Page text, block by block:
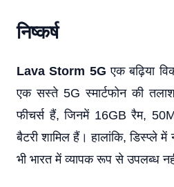
निष्कर्ष
Lava Storm 5G एक बढ़िया
एक सस्ते 5G स्मार्टफोन की
फीचर्स हैं, जिनमें 16GB रैम,
बैटरी शामिल हैं। हालांकि, डिस्प्ले
भी भारत में व्यापक रूप से उपलब्ध